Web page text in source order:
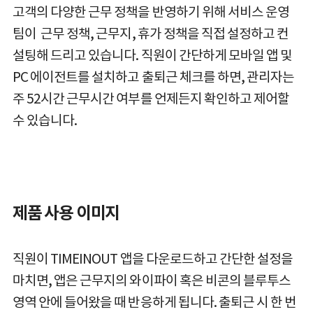
고객의 다양한 근무 정책을 반영하기 위해 서비스 운영
팀이 근무 정책, 근무지, 휴가 정책을 직접 설정하고 컨
설팅해 드리고 있습니다. 직원이 간단하게 모바일 앱 및
PC 에이전트를 설치하고 출퇴근 체크를 하면, 관리자는
주 52시간 근무시간 여부를 언제든지 확인하고 제어할
수 있습니다.
제품 사용 이미지
직원이 TIMEINOUT 앱을 다운로드하고 간단한 설정을
마치면, 앱은 근무지의 와이파이 혹은 비콘의 블루투스
영역 안에 들어왔을 때 반응하게 됩니다. 출퇴근 시 한 번